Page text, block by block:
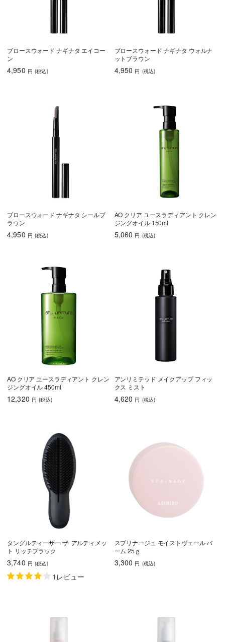
ブロースウォード ナギナタ エイコー
ン
4,950 円 (税込)
ブロースウォード ナギナタ ウォルナ
ットブラウン
4,950 円 (税込)
ブロースウォード ナギナタ シールブ
ラウン
4,950 円 (税込)
AO クリア ユースラディアント クレン
ジングオイル 150ml
5,060 円 (税込)
AO クリア ユースラディアント クレン
ジングオイル 450ml
12,320 円 (税込)
アンリミテッド メイクアップ フィッ
クス ミスト
4,620 円 (税込)
タングルティーザー ザ･アルティメッ
ト リッチブラック
3,740 円 (税込)
1レビュー
スプリナージュ モイストヴェール バ
ーム 25ｇ
3,300 円 (税込)